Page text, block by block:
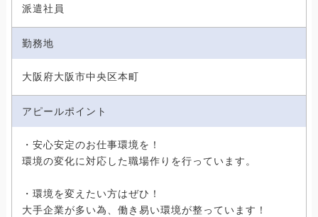
派遣社員
勤務地
大阪府大阪市中央区本町
アピールポイント
・安心安定のお仕事環境を！
環境の変化に対応した職場作りを行っています。
・環境を変えたい方はぜひ！
大手企業が多い為、働き易い環境が整っています！